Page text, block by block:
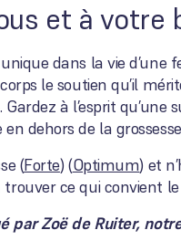
et à
dans la vie
le soutien qu’il
à l’esprit
dehors de la
(Forte) (Optimum) et
ce qui convient
par Zoë de Ruiter,